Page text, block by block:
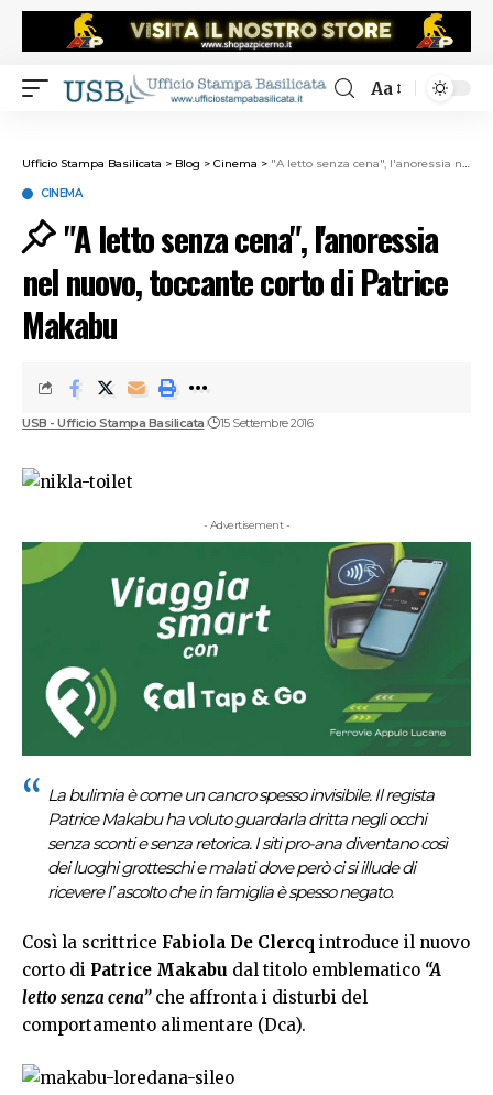
Aa
Ufficio Stampa Basilicata > Blog > Cinema > "A letto senza cena", l'anoressia nel nuovo, toccante corto di Patrice Makabu
CINEMA
"A letto senza cena", l'anoressia
nel nuovo, toccante corto di Patrice
Makabu
USB - Ufficio Stampa Basilicata 15 Settembre 2016
- Advertisement -
La bulimia è come un cancro spesso invisibile. Il regista
Patrice Makabu ha voluto guardarla dritta negli occhi
senza sconti e senza retorica. I siti pro-ana diventano così
dei luoghi grotteschi e malati dove però ci si illude di
ricevere l’ ascolto che in famiglia è spesso negato.
Così la scrittrice Fabiola De Clercq introduce il nuovo
corto di Patrice Makabu dal titolo emblematico “A
letto senza cena”che affronta i disturbi del
comportamento alimentare (Dca).